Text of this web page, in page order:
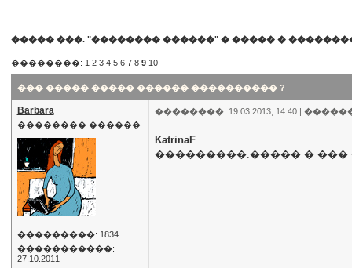
����� ���. "�������� ������"� ����� �
��������: 1 2 3 4 5 6 7 8 9 10
��� ����� ����� ������ ���������� ?
Barbara
�������� ������
���������: 1834
�����������:
27.10.2011
��������: 19.03.2013, 14:40 |
KatrinaF
���������.����� � ���